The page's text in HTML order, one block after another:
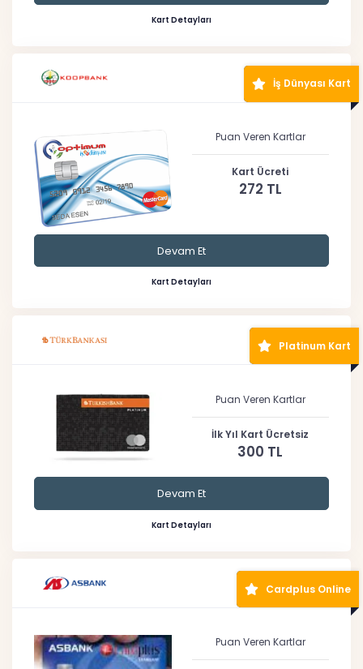
Kart Detayları
İş Dünyası Kart
Puan Veren Kartlar
Kart Ücreti
272 TL
Devam Et
Kart Detayları
Platinum Kart
Puan Veren Kartlar
İlk Yıl Kart Ücretsiz
300 TL
Devam Et
Kart Detayları
Cardplus Online
Puan Veren Kartlar